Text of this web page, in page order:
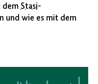
dem Stasi-
und wie es mit dem